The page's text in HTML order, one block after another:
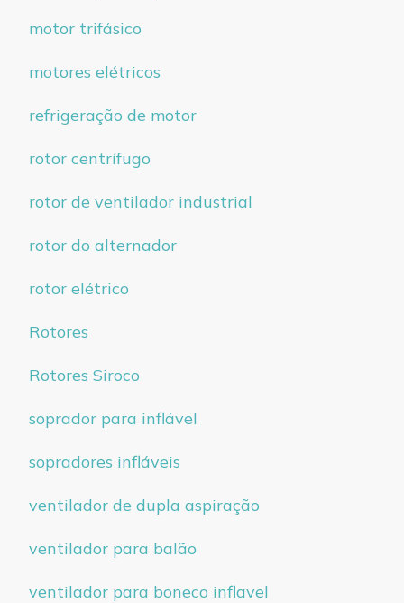
motor trifásico
motores elétricos
refrigeração de motor
rotor centrífugo
rotor de ventilador industrial
rotor do alternador
rotor elétrico
Rotores
Rotores Siroco
soprador para inflável
sopradores infláveis
ventilador de dupla aspiração
ventilador para balão
ventilador para boneco inflavel